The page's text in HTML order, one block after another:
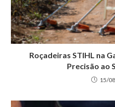
Roçadeiras STIHL na
Precisão ao
15/